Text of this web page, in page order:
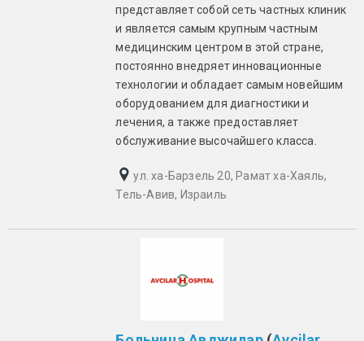
представляет собой сеть частных клиник
и является самым крупным частным
медицинским центром в этой стране,
постоянно внедряет инновационные
технологии и обладает самым новейшим
оборудованием для диагностики и
лечения, а также предоставляет
обслуживание высочайшего класса.
ул. ха-Барзель 20, Рамат ха-Хаяль,
Тель-Авив, Израиль